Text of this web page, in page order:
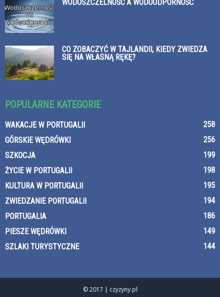
WODOSZCZELNOŚĆ A WODOODPORNOŚĆ
CO ZOBACZYĆ W TAJLANDII, KIEDY ZWIEDZA
SIĘ NA WŁASNĄ RĘKĘ?
POPULARNE KATEGORIE
WAKACJE W PORTUGALII
258
GÓRSKIE WĘDRÓWKI
256
SZKOCJA
199
ŻYCIE W PORTUGALII
198
KULTURA W PORTUGALII
195
ZWIEDZANIE PORTUGALII
194
PORTUGALIA
186
PIESZE WĘDRÓWKI
149
SZLAKI TURYSTYCZNE
144
© 2017 | czyzyny.pl